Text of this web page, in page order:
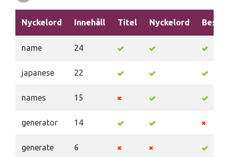
Nyckelord Innehåll Titel Nyckelord
name 24
japanese 22
names 15
generator 14
generate 6